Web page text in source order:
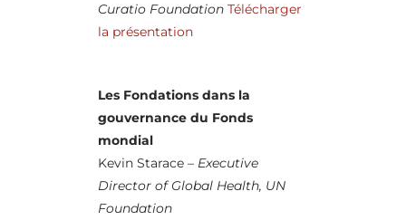
Curatio Foundation Télécharger
la présentation
Les Fondations dans la
gouvernance du Fonds
mondial
Kevin Starace – Executive
Director of Global Health, UN
Foundation